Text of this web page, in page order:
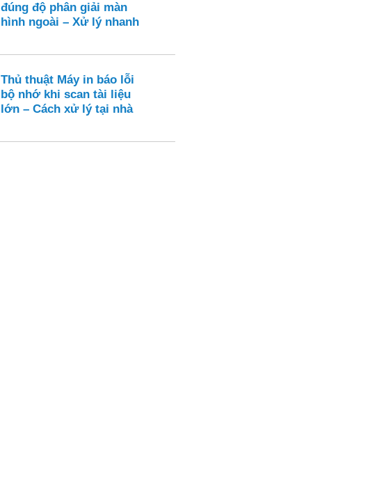
đúng độ phân giải màn
hình ngoài – Xử lý nhanh
Thủ thuật Máy in báo lỗi
bộ nhớ khi scan tài liệu
lớn – Cách xử lý tại nhà